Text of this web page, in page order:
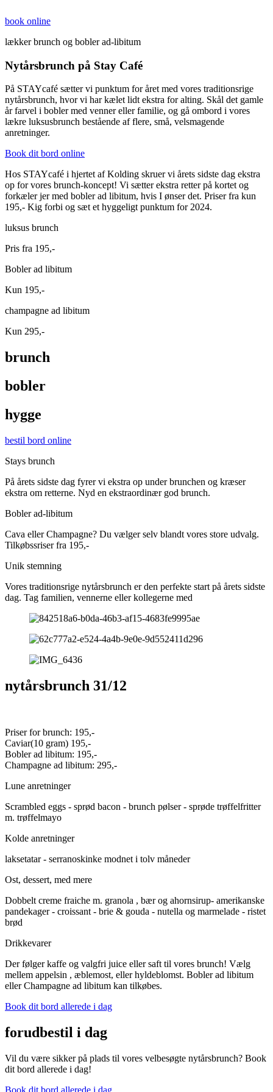
book online
lækker brunch og bobler ad-libitum
Nytårsbrunch på Stay Café
På STAYcafé sætter vi punktum for året med vores traditionsrige
nytårsbrunch, hvor vi har kælet lidt ekstra for alting. Skål det gamle
år farvel i bobler med venner eller familie, og gå ombord i vores
lækre luksusbrunch bestående af flere, små, velsmagende
anretninger.
Book dit bord online
Hos STAYcafé i hjertet af Kolding skruer vi årets sidste dag ekstra
op for vores brunch-koncept! Vi sætter ekstra retter på kortet og
forkæler jer med bobler ad libitum, hvis I ønser det. Priser fra kun
195,- Kig forbi og sæt et hyggeligt punktum for 2024.
luksus brunch
Pris fra 195,-
Bobler ad libitum
Kun 195,-
champagne ad libitum
Kun 295,-
brunch
bobler
hygge
bestil bord online
Stays brunch
På årets sidste dag fyrer vi ekstra op under brunchen og kræser
ekstra om retterne. Nyd en ekstraordinær god brunch.
Bobler ad-libitum
Cava eller Champagne? Du vælger selv blandt vores store udvalg.
Tilkøbssriser fra 195,-
Unik stemning
Vores traditionsrige nytårsbrunch er den perfekte start på årets sidste
dag. Tag familien, vennerne eller kollegerne med
nytårsbrunch 31/12
Priser for brunch: 195,-
Caviar(10 gram) 195,-
Bobler ad libitum: 195,-
Champagne ad libitum: 295,-
Lune anretninger
Scrambled eggs - sprød bacon - brunch pølser - sprøde trøffelfritter
m. trøffelmayo
Kolde anretninger
laksetatar - serranoskinke modnet i tolv måneder
Ost, dessert, med mere
Dobbelt creme fraiche m. granola , bær og ahornsirup- amerikanske
pandekager - croissant - brie & gouda - nutella og marmelade - ristet
brød
Drikkevarer
Der følger kaffe og valgfri juice eller saft til vores brunch! Vælg
mellem appelsin , æblemost, eller hyldeblomst. Bobler ad libitum
eller Champagne ad libitum kan tilkøbes.
Book dit bord allerede i dag
forudbestil i dag
Vil du være sikker på plads til vores velbesøgte nytårsbrunch? Book
dit bord allerede i dag!
Book dit bord allerede i dag